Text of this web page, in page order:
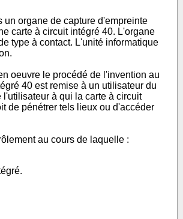
organe de capture d'empreinte
carte à circuit intégré 40. L'organe
type à contact. L'unité informatique
oeuvre le procédé de l'invention au
40 est remise à un utilisateur du
à qui la carte à circuit
de pénétrer tels lieux ou d'accéder
au cours de laquelle :